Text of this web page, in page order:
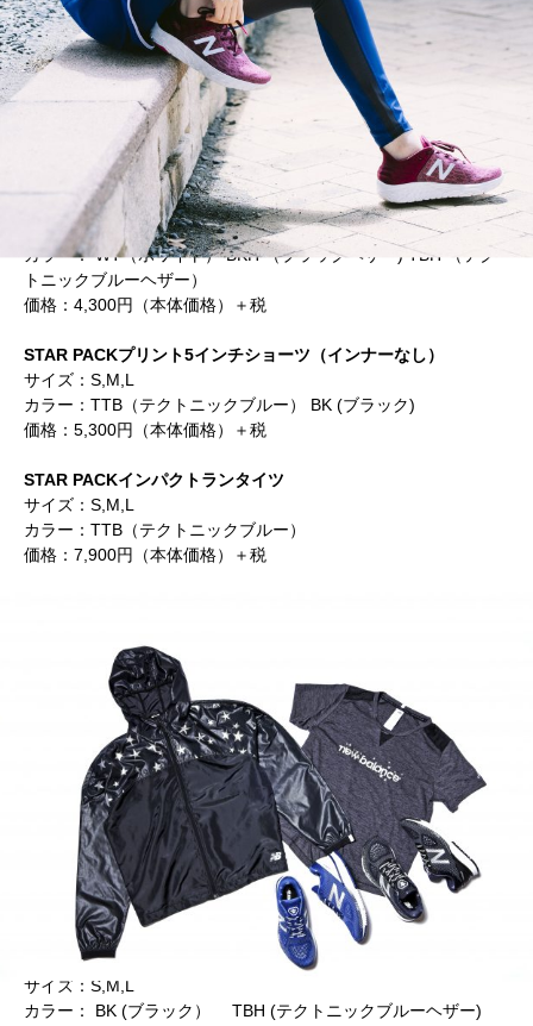
STAR PACKインパクトランメッシュTシャツ
サイズ：S,M,L
カラー： WT（ホワイト） BKH （ブラックヘザー) TBH （テク
トニックブルーヘザー）
価格：4,300円（本体価格）＋税
STAR PACKプリント5インチショーツ（インナーなし）
サイズ：S,M,L
カラー：TTB（テクトニックブルー） BK (ブラック)
価格：5,300円（本体価格）＋税
STAR PACKインパクトランタイツ
サイズ：S,M,L
カラー：TTB（テクトニックブルー）
価格：7,900円（本体価格）＋税
STAR PACKライトパッカブルジャケット
サイズ：S,M,L
カラー： BK (ブラック） TBH (テクトニックブルーヘザー)